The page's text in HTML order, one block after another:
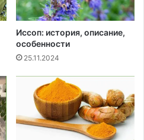
Иссоп: история, описание,
особенности
25.11.2024